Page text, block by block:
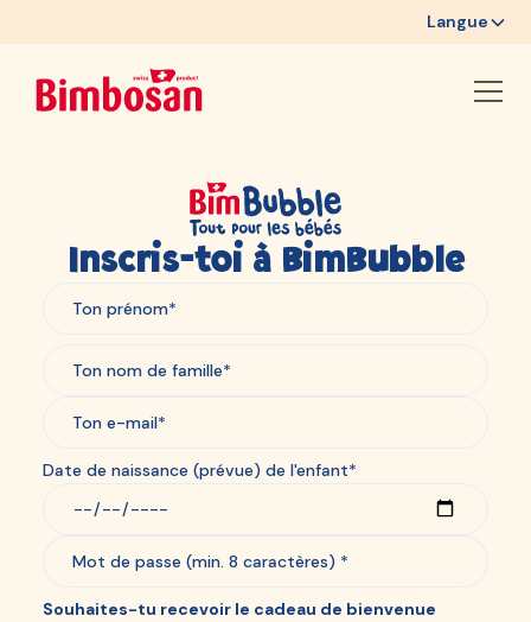
Langue
Inscris-toi à BimBubble
Date de naissance (prévue) de l'enfant*
Souhaites-tu recevoir le cadeau de bienvenue